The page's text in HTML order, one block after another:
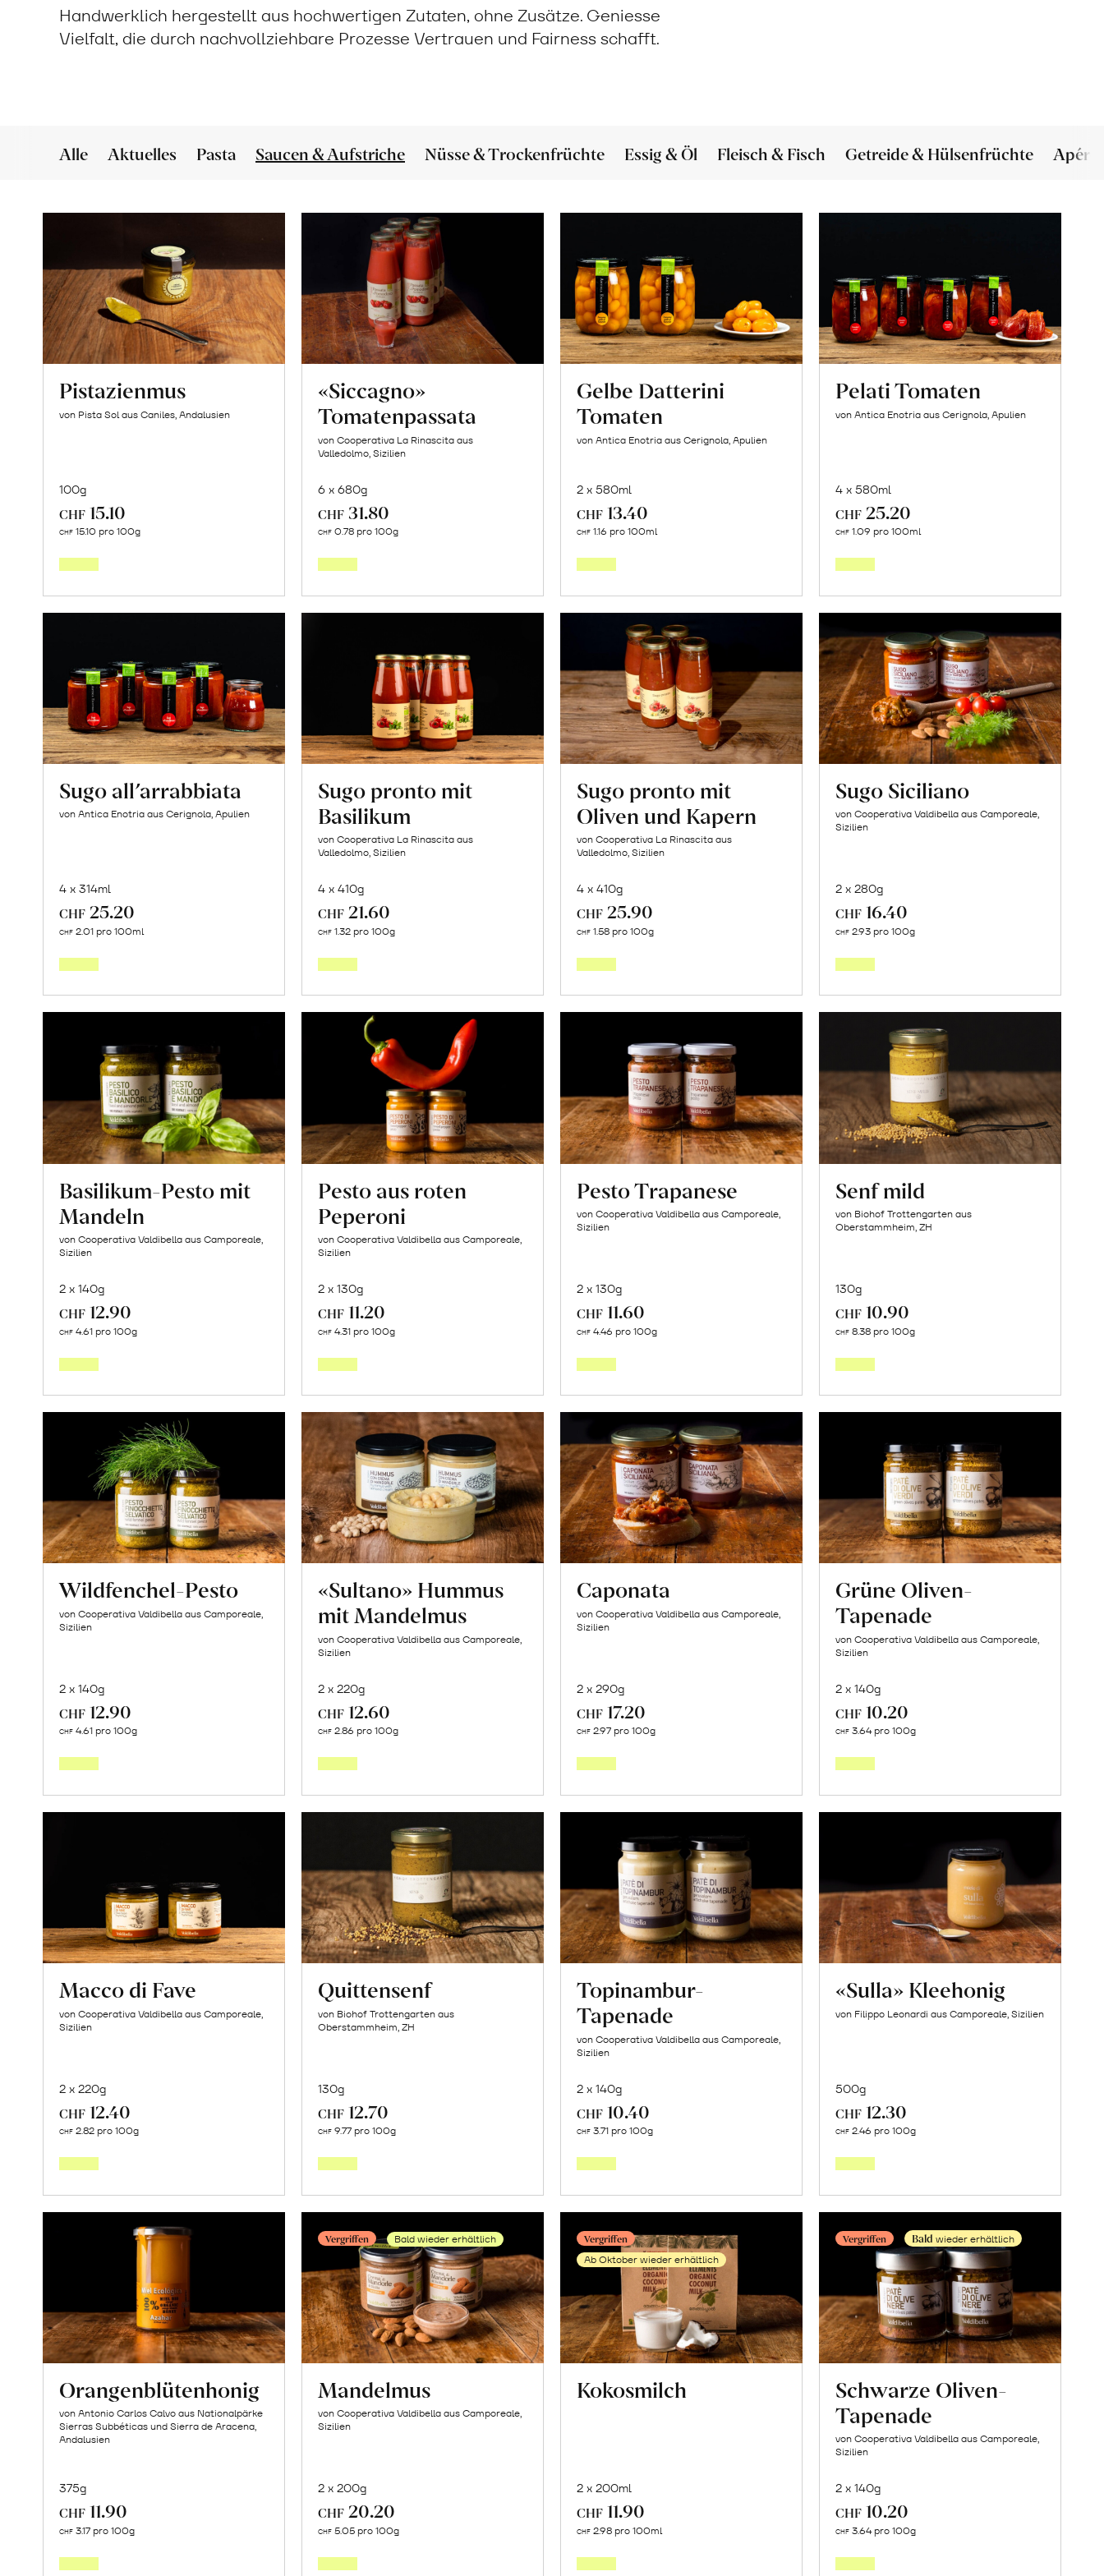
Handwerklich hergestellt aus hochwertigen Zutaten, ohne Zusätze. Geniesse
Vielfalt, die durch nachvollziehbare Prozesse Vertrauen und Fairness schafft.
Alle Aktuelles Pasta Saucen & Aufstriche Nüsse & Trockenfrüchte Essig & Öl Fleisch & Fisch Getreide & Hülsenfrüchte Apéro
Pistazienmus
von Pista Sol aus Caniles, Andalusien
100g
CHF 15.10
CHF 15.10 pro 100g
«Siccagno»
Tomatenpassata
von Cooperativa La Rinascita aus
Valledolmo, Sizilien
6 x 680g
CHF 31.80
CHF 0.78 pro 100g
Gelbe Datterini
Tomaten
von Antica Enotria aus Cerignola, Apulien
2 x 580ml
CHF 13.40
CHF 1.16 pro 100ml
Pelati Tomaten
von Antica Enotria aus Cerignola, Apulien
4 x 580ml
CHF 25.20
CHF 1.09 pro 100ml
Sugo all’arrabbiata
von Antica Enotria aus Cerignola, Apulien
4 x 314ml
CHF 25.20
CHF 2.01 pro 100ml
Sugo pronto mit
Basilikum
von Cooperativa La Rinascita aus
Valledolmo, Sizilien
4 x 410g
CHF 21.60
CHF 1.32 pro 100g
Sugo pronto mit
Oliven und Kapern
von Cooperativa La Rinascita aus
Valledolmo, Sizilien
4 x 410g
CHF 25.90
CHF 1.58 pro 100g
Sugo Siciliano
von Cooperativa Valdibella aus Camporeale,
Sizilien
2 x 280g
CHF 16.40
CHF 2.93 pro 100g
Basilikum-Pesto mit
Mandeln
von Cooperativa Valdibella aus Camporeale,
Sizilien
2 x 140g
CHF 12.90
CHF 4.61 pro 100g
Pesto aus roten
Peperoni
von Cooperativa Valdibella aus Camporeale,
Sizilien
2 x 130g
CHF 11.20
CHF 4.31 pro 100g
Pesto Trapanese
von Cooperativa Valdibella aus Camporeale,
Sizilien
2 x 130g
CHF 11.60
CHF 4.46 pro 100g
Senf mild
von Biohof Trottengarten aus
Oberstammheim, ZH
130g
CHF 10.90
CHF 8.38 pro 100g
Wildfenchel-Pesto
von Cooperativa Valdibella aus Camporeale,
Sizilien
2 x 140g
CHF 12.90
CHF 4.61 pro 100g
«Sultano» Hummus
mit Mandelmus
von Cooperativa Valdibella aus Camporeale,
Sizilien
2 x 220g
CHF 12.60
CHF 2.86 pro 100g
Caponata
von Cooperativa Valdibella aus Camporeale,
Sizilien
2 x 290g
CHF 17.20
CHF 2.97 pro 100g
Grüne Oliven-
Tapenade
von Cooperativa Valdibella aus Camporeale,
Sizilien
2 x 140g
CHF 10.20
CHF 3.64 pro 100g
Macco di Fave
von Cooperativa Valdibella aus Camporeale,
Sizilien
2 x 220g
CHF 12.40
CHF 2.82 pro 100g
Quittensenf
von Biohof Trottengarten aus
Oberstammheim, ZH
130g
CHF 12.70
CHF 9.77 pro 100g
Topinambur-
Tapenade
von Cooperativa Valdibella aus Camporeale,
Sizilien
2 x 140g
CHF 10.40
CHF 3.71 pro 100g
«Sulla» Kleehonig
von Filippo Leonardi aus Camporeale, Sizilien
500g
CHF 12.30
CHF 2.46 pro 100g
Orangenblütenhonig
von Antonio Carlos Calvo aus Nationalpärke
Sierras Subbéticas und Sierra de Aracena,
Andalusien
375g
CHF 11.90
CHF 3.17 pro 100g
Vergriffen Bald wieder erhältlich
Mandelmus
von Cooperativa Valdibella aus Camporeale,
Sizilien
2 x 200g
CHF 20.20
CHF 5.05 pro 100g
Vergriffen
Ab Oktober wieder erhältlich
Kokosmilch
2 x 200ml
CHF 11.90
CHF 2.98 pro 100ml
Vergriffen Bald wieder erhältlich
Schwarze Oliven-
Tapenade
von Cooperativa Valdibella aus Camporeale,
Sizilien
2 x 140g
CHF 10.20
CHF 3.64 pro 100g